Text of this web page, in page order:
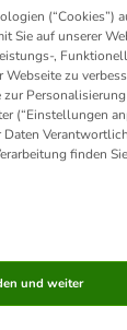
150 g /
(“Cookies”)
Sie auf unserer
,
zu
(“Einstellungen
finden
und weiter